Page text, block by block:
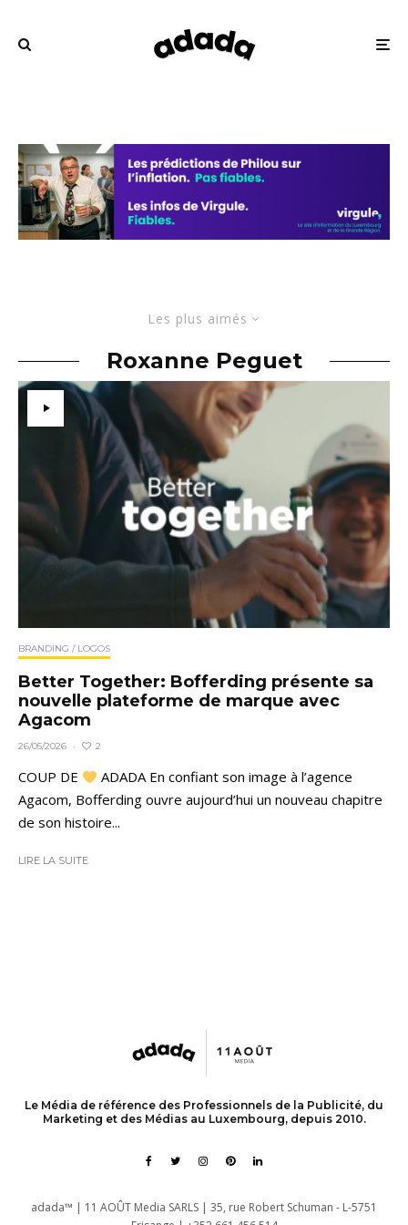
Les plus aimés
Roxanne Peguet
BRANDING / LOGOS
Better Together: Bofferding présente sa
nouvelle plateforme de marque avec
Agacom
26/05/2026 · 2
COUP DE
ADADA En confiant son image à l’agence
Agacom, Bofferding ouvre aujourd’hui un nouveau chapitre
de son histoire...
LIRE LA SUITE
Le Média de référence des Professionnels de la Publicité, du
Marketing et des Médias au Luxembourg, depuis 2010.
adada™ | 11 AOÛT Media SARLS | 35, rue Robert Schuman - L-5751